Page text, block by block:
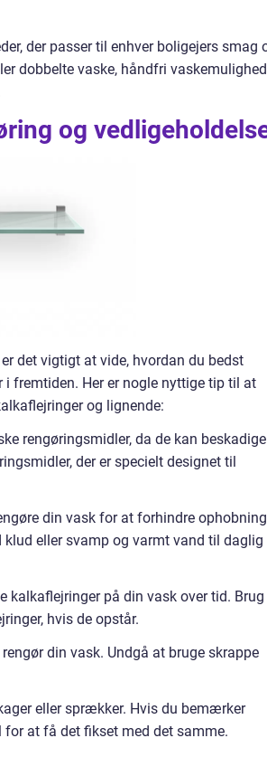
der passer til enhver boligejers smag
dobbelte vaske, håndfri
og
det vigtigt at vide, hvordan du bedst
fremtiden. Her er nogle nyttige tip til at
og lignende:
rengøringsmidler, da de kan beskadige
der er specielt designet til
din vask for at forhindre
eller svamp og varmt vand til daglig
kalkaflejringer på din vask over tid. Brug
hvis de opstår.
din vask. Undgå at bruge skrappe
eller sprækker. Hvis du bemærker
at få det fikset med det samme.